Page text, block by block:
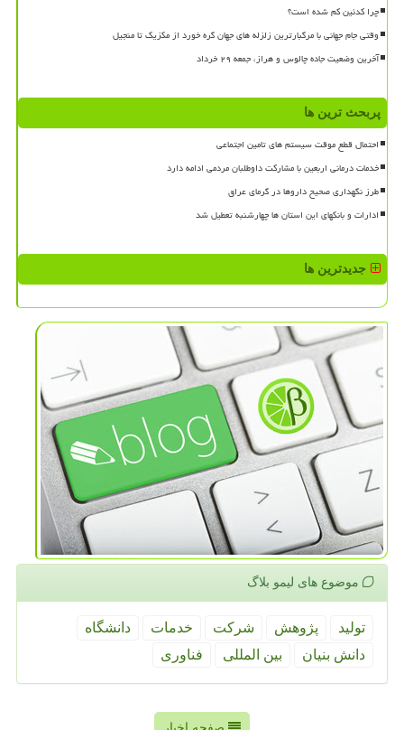
چرا کدئین کم شده است؟
وقتی جام جهانی با مرگبارترین زلزله های جهان گره خورد از مکزیک تا منجیل
آخرین وضعیت جاده چالوس و هراز، جمعه ۲۹ خرداد
پربحث ترین ها
احتمال قطع موقت سیستم های تامین اجتماعی
خدمات درمانی اربعین با مشارکت داوطلبان مردمی ادامه دارد
طرز نگهداری صحیح داروها در گرمای عراق
ادارات و بانکهای این استان ها چهارشنبه تعطیل شد
جدیدترین ها
موضوع های لیمو بلاگ
تولید پژوهش شركت خدمات
دانشگاه
دانش بنیان
بین المللی فناوری